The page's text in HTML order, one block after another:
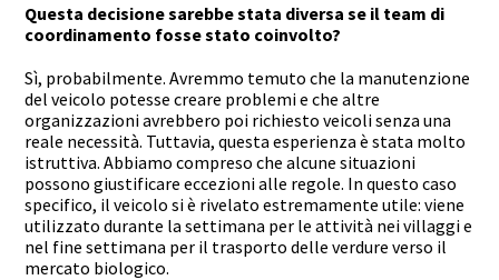
Questa decisione sarebbe stata diversa se il team di
coordinamento fosse stato coinvolto?
Sì, probabilmente. Avremmo temuto che la manutenzione
del veicolo potesse creare problemi e che altre
organizzazioni avrebbero poi richiesto veicoli senza una
reale necessità. Tuttavia, questa esperienza è stata molto
istruttiva. Abbiamo compreso che alcune situazioni
possono giustificare eccezioni alle regole. In questo caso
specifico, il veicolo si è rivelato estremamente utile: viene
utilizzato durante la settimana per le attività nei villaggi e
nel fine settimana per il trasporto delle verdure verso il
mercato biologico.